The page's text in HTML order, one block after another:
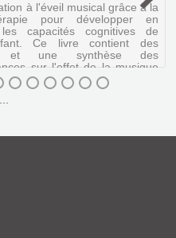
à l'éveil musical grâce à la
pour développer en
capacités cognitives de
Ce livre contient des
et une synthèse des
sur l'effet de la musique